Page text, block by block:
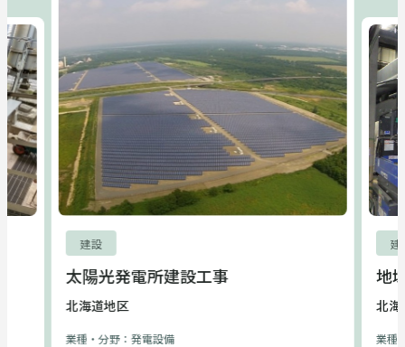
建設
太陽光発電所建設工事
北海道地区
業種・分野：発電設備
建
地
北海
業種